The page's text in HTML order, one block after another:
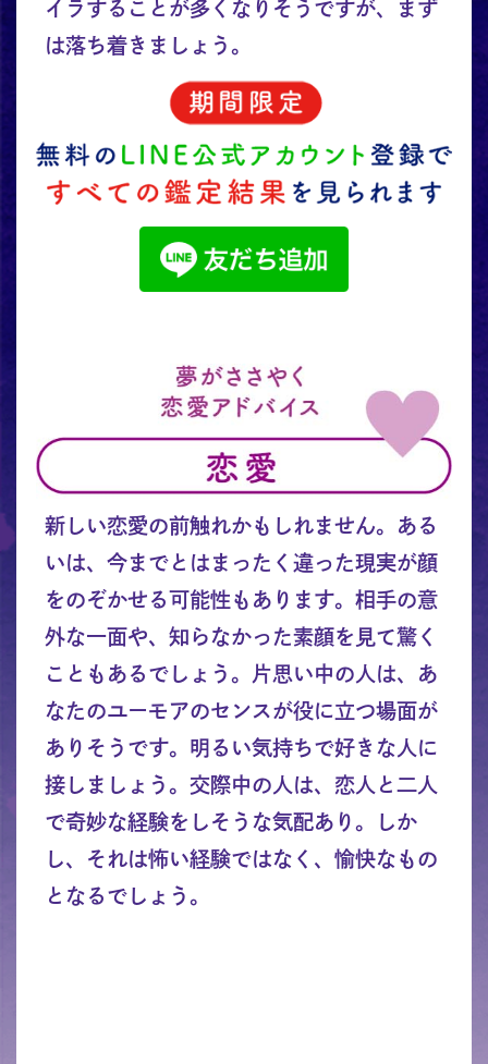
イラすることが多くなりそうですが、まず
は落ち着きましょう。
新しい恋愛の前触れかもしれません。ある
いは、今までとはまったく違った現実が顔
をのぞかせる可能性もあります。相手の意
外な一面や、知らなかった素顔を見て驚く
こともあるでしょう。片思い中の人は、あ
なたのユーモアのセンスが役に立つ場面が
ありそうです。明るい気持ちで好きな人に
接しましょう。交際中の人は、恋人と二人
で奇妙な経験をしそうな気配あり。しか
し、それは怖い経験ではなく、愉快なもの
となるでしょう。